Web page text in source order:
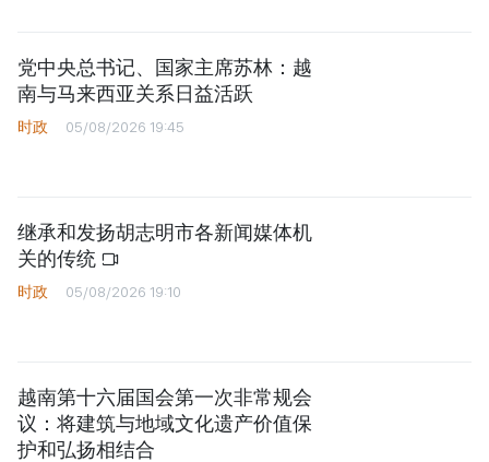
党中央总书记、国家主席苏林：越
南与马来西亚关系日益活跃
时政 05/08/2026 19:45
继承和发扬胡志明市各新闻媒体机
关的传统
时政 05/08/2026 19:10
越南第十六届国会第一次非常规会
议：将建筑与地域文化遗产价值保
护和弘扬相结合